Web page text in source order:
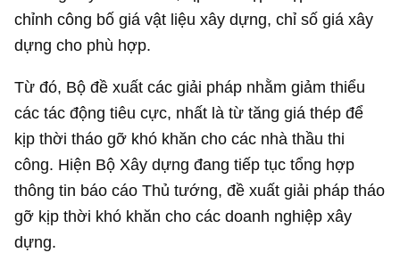
chỉnh công bố giá vật liệu xây dựng, chỉ số giá xây
dựng cho phù hợp.
Từ đó, Bộ đề xuất các giải pháp nhằm giảm thiểu
các tác động tiêu cực, nhất là từ tăng giá thép để
kịp thời tháo gỡ khó khăn cho các nhà thầu thi
công. Hiện Bộ Xây dựng đang tiếp tục tổng hợp
thông tin báo cáo Thủ tướng, đề xuất giải pháp tháo
gỡ kịp thời khó khăn cho các doanh nghiệp xây
dựng.